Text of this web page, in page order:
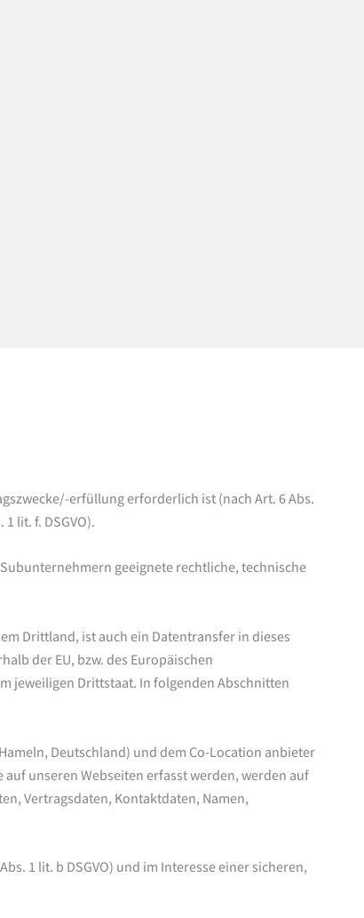
erfüllung erforderlich ist (nach Art. 6 Abs.
lit. f. DSGVO).
geeignete rechtliche, technische
Drittland, ist auch ein Datentransfer in dieses
der EU, bzw. des Europäischen
jeweiligen Drittstaat. In folgenden Abschnitten
Deutschland) und dem Co-Location anbieter
unseren Webseiten erfasst werden, werden auf
Vertragsdaten, Kontaktdaten, Namen,
1 lit. b DSGVO) und im Interesse einer sicheren,